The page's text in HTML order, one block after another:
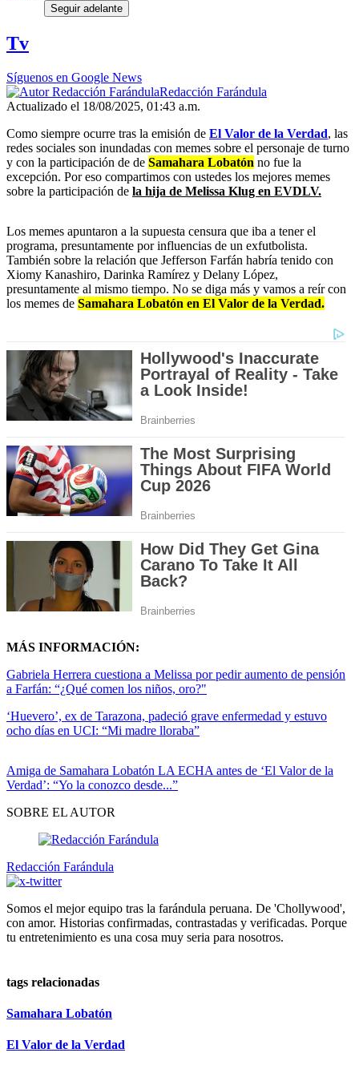
Seguir adelante
Tv
Síguenos en Google News
Redacción Farándula
Actualizado el 18/08/2025, 01:43 a.m.
Como siempre ocurre tras la emisión de El Valor de la Verdad, las
redes sociales son inundadas con memes sobre el personaje de turno
y con la participación de de Samahara Lobatón no fue la
excepción. Por eso compartimos con ustedes los mejores memes
sobre la participación de la hija de Melissa Klug en EVDLV.
Los memes apuntaron a la supuesta censura que iba a tener el
programa, presuntamente por influencias de un exfutbolista.
También sobre la relación que Jefferson Farfán habría tenido con
Xiomy Kanashiro, Darinka Ramírez y Delany López,
presuntamente al mismo tiempo. No se diga más y vamos a reír con
los memes de Samahara Lobatón en El Valor de la Verdad.
MÁS INFORMACIÓN:
Gabriela Herrera cuestiona a Melissa por pedir aumento de pensión
a Farfán: “¿Qué comen los niños, oro?"
‘Huevero’, ex de Tarazona, padeció grave enfermedad y estuvo
ocho días en UCI: “Mi madre lloraba”
Amiga de Samahara Lobatón LA ECHA antes de ‘El Valor de la
Verdad’: “Yo la conozco desde...”
SOBRE EL AUTOR
Redacción Farándula
Somos el mejor equipo tras la farándula peruana. De 'Chollywood',
con amor. Historias confirmadas, contrastadas y verificadas. Porque
tu entretenimiento es una cosa muy seria para nosotros.
tags relacionadas
Samahara Lobatón
El Valor de la Verdad